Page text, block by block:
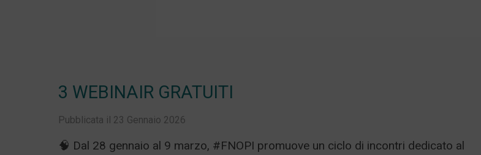
3 WEBINAIR GRATUITI
Pubblicata il 23 Gennaio 2026
🧠 Dal 28 gennaio al 9 marzo, #FNOPI promuove un ciclo di incontri dedicato al